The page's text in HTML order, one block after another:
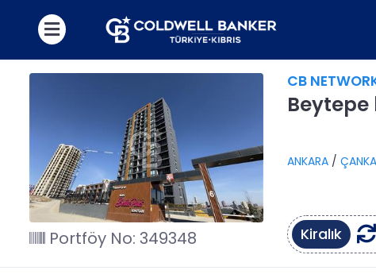
Portföy No: 349348
CB
Beytepe
ANKARA /
Kiralık